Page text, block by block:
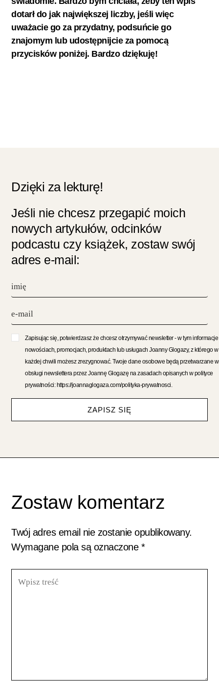
dotarł do jak największej liczby, jeśli więc
uważacie go za przydatny, podsuńcie go
znajomym lub udostępnijcie za pomocą
przycisków poniżej. Bardzo dziękuję!
Dzięki za lekturę!
Jeśli nie chcesz przegapić moich
nowych artykułów, odcinków
podcastu czy książek, zostaw swój
adres e-mail:
Zapisując się, potwierdzasz że chcesz otrzymywać newsletter - w tym informacje
nowościach, promocjach, produktach lub usługach Joanny Glogazy, z którego w
każdej chwili możesz zrezygnować. Twoje dane osobowe będą przetwarzane
obsługi newslettera przez Joannę Glogazę na zasadach opisanych w polityce
prywatności: https://joannaglogaza.com/polityka-prywatnosci.
ZAPISZ SIĘ
Zostaw komentarz
Twój adres email nie zostanie opublikowany.
Wymagane pola są oznaczone *
treść